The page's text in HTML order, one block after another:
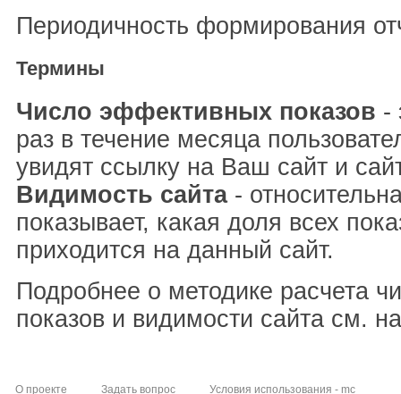
Периодичность формирования
Термины
Число эффективных показов -
раз в течение месяца
увидят ссылку на Ваш сайт и
Видимость сайта-
показывает, какая доля всех
приходится на данный сайт.
Подробнее о методике расчета
показов и видимости сайта см.
О проекте Задать вопрос Условия использования - mc